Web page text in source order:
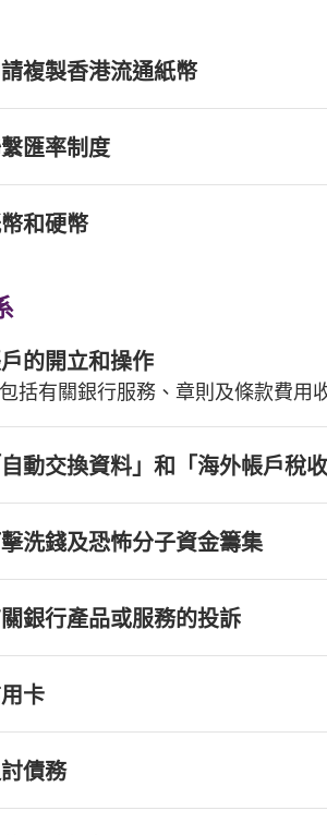
複製香港流通紙幣
匯率制度
和硬幣
的開立和操作
包括有關銀行服務、章則及條款費用
自動交換資料」和「海外帳戶稅
洗錢及恐怖分子資金籌集
銀行產品或服務的投訴
卡
債務